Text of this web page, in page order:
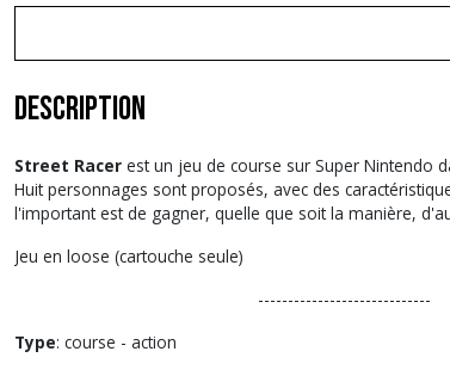
Description
Street Racer est un jeu de course sur Super Nintendo
Huit personnages sont proposés, avec des
l'important est de gagner, quelle que soit la manière,
Jeu en loose (cartouche seule)
-----------------------------
Type: course - action